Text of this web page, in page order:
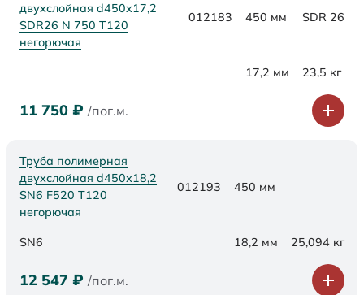
двухслойная d450x17,2
SDR26 N 750 Т120
негорючая
012183 450 мм SDR 26
17,2 мм 23,5 кг
11 750 ₽ /пог.м.
Труба полимерная
двухслойная d450х18,2
SN6 F520 Т120
негорючая
012193 450 мм
SN6 18,2 мм 25,094 кг
12 547 ₽ /пог.м.